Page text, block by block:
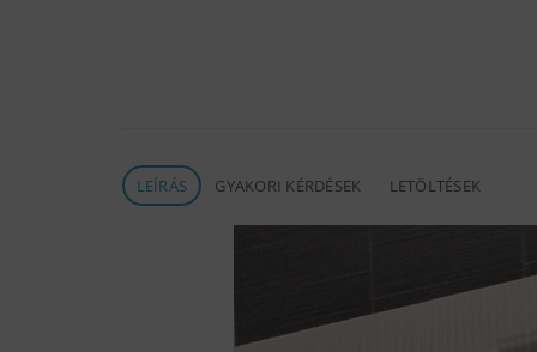
LEÍRÁS GYAKORI KÉRDÉSEK LETÖLTÉSEK